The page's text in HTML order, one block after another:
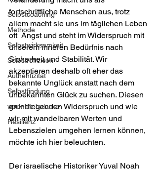
Selbstcoaching
Methode
Selbstwirksamkeit
Selbstreflexion
Authentizität
Selbstfindung
work-life balance
Resilienz
fortschrittliche Menschen aus, trotz
allem macht sie uns im täglichen Leben
oft  Angst und steht im Widerspruch mit
unserem inneren Bedürfnis nach
Sicherheit und Stabilität. Wir
akzeptieren deshalb oft eher das
bekannte Unglück anstatt nach dem
unbekannten Glück zu suchen. Diesen
grundlegenden Widerspruch und wie
wir mit wandelbaren Werten und
Lebenszielen umgehen lernen können,
möchte ich hier beleuchten.
Der israelische Historiker Yuval Noah